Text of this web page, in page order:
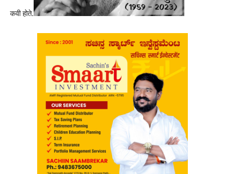
कवी होते.